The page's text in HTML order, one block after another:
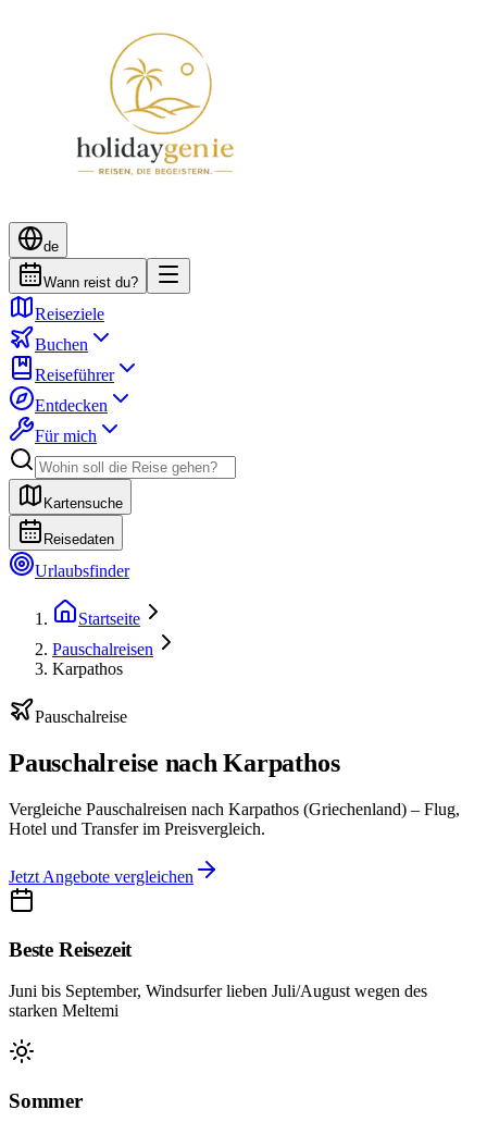
de
Wann reist du?
Reiseziele
Buchen
Reiseführer
Entdecken
Für mich
Kartensuche
Reisedaten
Urlaubsfinder
Startseite
Pauschalreisen
Karpathos
Pauschalreise
Pauschalreise nach Karpathos
Vergleiche Pauschalreisen nach Karpathos (Griechenland) – Flug,
Hotel und Transfer im Preisvergleich.
Jetzt Angebote vergleichen
Beste Reisezeit
Juni bis September, Windsurfer lieben Juli/August wegen des
starken Meltemi
Sommer